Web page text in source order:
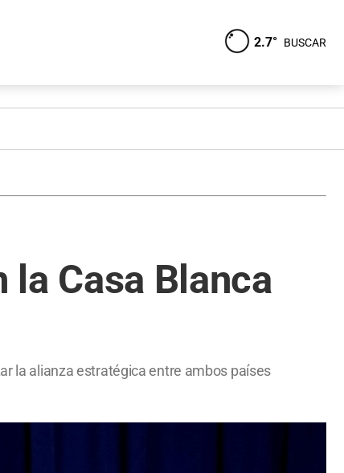
2.7° BUSCAR
Casa Blanca
la alianza estratégica entre ambos países